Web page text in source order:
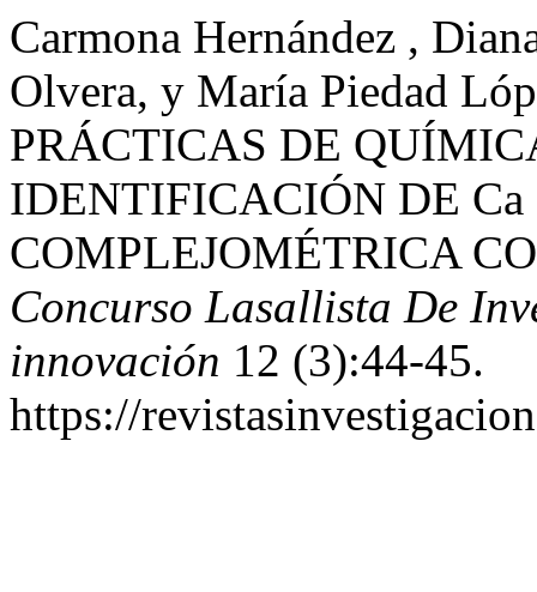
Carmona Hernández ,
Olvera, y María Piedad
PRÁCTICAS DE
IDENTIFICACIÓN DE
COMPLEJOMÉTRICA
Concurso Lasallista De
innovación 12 (3):44-45.
https://